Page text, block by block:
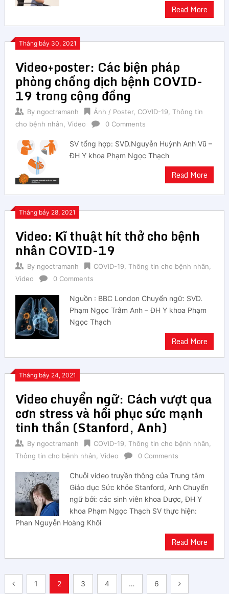
Read More
Tháng bảy 30, 2021
Video+poster: Các biện pháp
phòng chống dịch bệnh COVID-
19 trong cộng đồng
By ngoctramanh Ảnh / Poster, COVID-19
Thông tin
cho bệnh nhân Video 0 Comments
SV tổng hợp: SVD.Nguyễn Huỳnh Anh Vũ –
ĐH Y khoa Phạm Ngọc Thạch
Read More
Tháng bảy 28, 2021
Video: Kĩ thuật hít thở cho bệnh
nhân COVID-19
By ngoctramanh COVID-19 Thông tin cho bệnh nhân
Video
0 Comments
Nguồn : BBC London Chuyển ngữ: SVD.
Phạm Ngọc Trâm Anh – ĐH Y khoa Phạm
Ngọc Thạch
Read More
Tháng bảy 24, 2021
Video chuyển ngữ: Cách vượt qua
cơn stress và hồi phục sức mạnh
tinh thần (Stanford, Anh)
By ngoctramanh COVID-19 Thông tin cho bệnh nhân
Thông tin cho bệnh nhân Video 0 Comments
Chuỗi video truyền thông của Trung tâm
Giáo dục Sức khỏe Stanford, Anh Chuyển
ngữ bởi: các sinh viên khoa Dược, ĐH Y
khoa Phạm Ngọc Thạch SV thực hiện:
Phan Nguyễn Hoàng Khôi
Read More
Điều
1 2 3 4 … 6